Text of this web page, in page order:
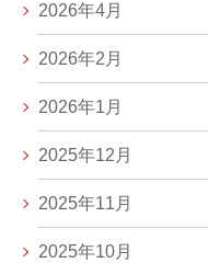
2026年4月
2026年2月
2026年1月
2025年12月
2025年11月
2025年10月